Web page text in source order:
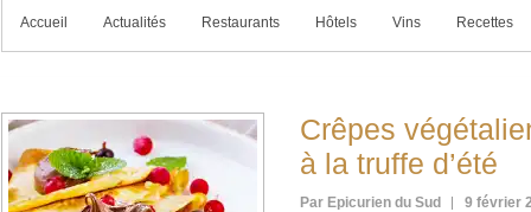
Accueil Actualités Restaurants Hôtels Vins Recettes
Crêpes
à la truffe d’été
Par Epicurien du Sud 9 février